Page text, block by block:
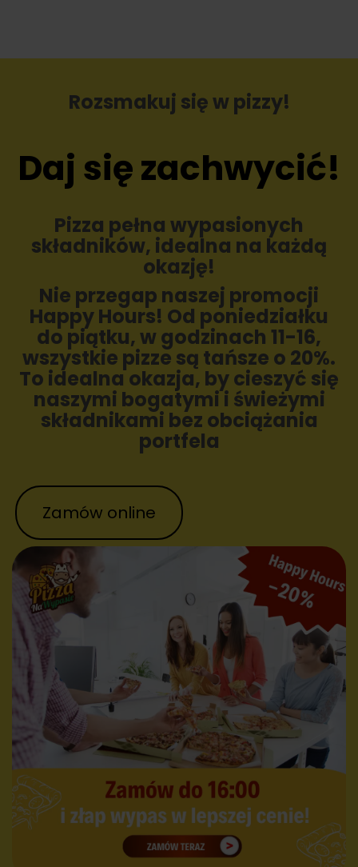
Rozsmakuj się w pizzy!
Daj się zachwycić!
Pizza pełna wypasionych
składników, idealna na każdą
okazję!
Nie przegap naszej promocji
Happy Hours! Od poniedziałku
do piątku, w godzinach 11-16,
wszystkie pizze są tańsze o 20%.
To idealna okazja, by cieszyć się
naszymi bogatymi i świeżymi
składnikami bez obciążania
portfela
Zamów online